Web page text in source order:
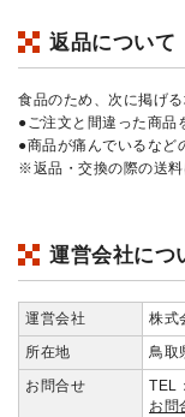
返品について
食品のため、次に掲げ
●ご注文と間違った商品
●商品が痛んでいるなど
※返品・交換の際の送
運営会社につ
運営会社
株式
所在地
鳥取
お問合せ
TEL
お問